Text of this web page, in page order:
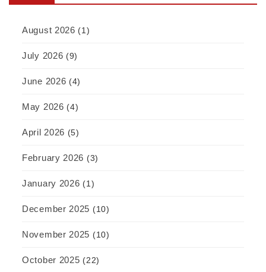
August 2026 (1)
July 2026 (9)
June 2026 (4)
May 2026 (4)
April 2026 (5)
February 2026 (3)
January 2026 (1)
December 2025 (10)
November 2025 (10)
October 2025 (22)